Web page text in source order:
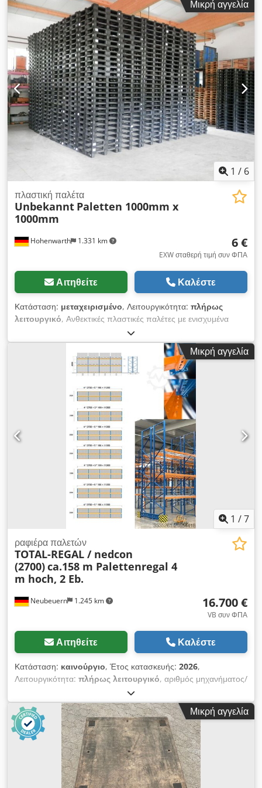
Μικρή αγγελία
1 / 6
Hohenwarth 1.331 km
πλαστική παλέτα
Unbekannt Paletten 1000mm x
1000mm
6 €
EXW σταθερή τιμή συν ΦΠΑ
Αιτηθείτε Καλέστε
Κατάσταση: μεταχειρισμένο, Λειτουργικότητα: πλήρως
λειτουργικό, Ανθεκτικές πλαστικές παλέτες με ενισχυμένα
στηρίγματα, στις οποίες έχουν βιδωθεί γωνίες και ένα κάλυμμα
δαπέδου. Οι γωνίες και το κάλυμμα μπορούν εύκολα να
αφαιρεθούν από τον αγοραστή, δημιουργώντας έτσι μια
επίπεδη επιφάνεια. Οι παλέτες είναι σε καλή, μεταχειρισμένη
κατάσταση, με τις συνηθισμένες φθορές από τη χρήση, όπως
φαίνεται στις φωτογραφίες. Διαστάσεις με γωνίες: 1025 mm x
1025 mm x 165 mm / 185 mm Βάρος: περίπου 15 kg
Διαστάσεις χωρίς γωνίες: 1000 mm x 1000 mm x 150 mm
Dwsdpfxozfxnbe Aphoa Βάρος: περίπου 13,5 kg Η πώληση
μεταχειρισμένων προϊόντων γίνεται χωρίς καμία εγγύηση ή
Μικρή αγγελία
1 /7
Neubeuern 1.245 km
ραφιέρα παλετών
TOTAL-REGAL / nedcon
(2700)ca.158 m Palettenregal 4
m hoch, 2 Eb.
16.700 €
VB συν ΦΠΑ
Αιτηθείτε Καλέστε
Κατάσταση: καινούργιο, Έτος κατασκευής: 2026,
Λειτουργικότητα: πλήρως λειτουργικό, αριθμός μηχανήματος/
EAN0729389556525, χωρητικότητα φορτίου ανά
τμήμα αποθήκευσης:2.050 κιλ, συνολικό μήκος:158.200 χιλ.,
συνολικό ύψος:4.000 χιλ., απόσταση μεταξύ των στηλών:
2.700 χιλ.
, ύψος ραφιού:4.000 χιλ., αριθμός σειρών ραφιών:
, καθαρό άνοιγμα:2.700 χιλ., ωφελιμο φορτίο:4.100 κιλ
ύψος πλαισίου:4.000 χιλ., φόρτιση ανά ζεύγος ζευκτών (μέγ.):
, Σύστημα παλετοθήκης: 7 x διπλές σειρές των 4
διαστημάτων Ύψος 4 μ., με 2 επίπεδα δοκών ανά σειρά
Μικρή αγγελία